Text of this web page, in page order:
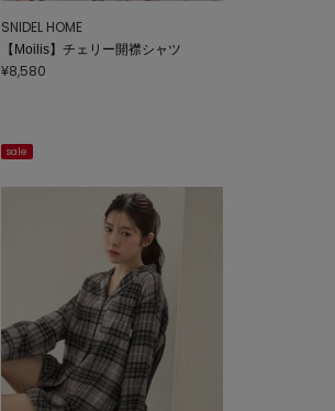
SNIDEL HOME
【Moilis】チェリー開襟シャツ
¥8,580
sale